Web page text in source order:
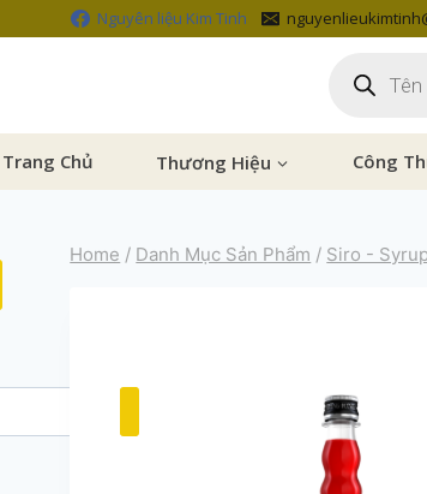
Nguyên liệu Kim Tinh
Trang Chủ Thương Hiệu Công
Home / Danh Mục Sản Phẩm / Siro -